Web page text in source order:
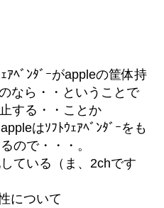
ｱﾍﾞﾝﾀﾞｰがappleの筐体持
なら・・ということで
する・・ことか
はｿﾌﾄｳｪｱﾍﾞﾝﾀﾞｰをも
ので・・・。
ている（ま、2chです
について